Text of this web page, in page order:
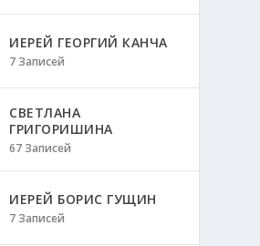
ИЕРЕЙ ГЕОРГИЙ КАНЧА
7 Записей
СВЕТЛАНА
ГРИГОРИШИНА
67 Записей
ИЕРЕЙ БОРИС ГУЩИН
7 Записей